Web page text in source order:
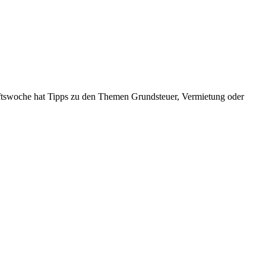
hat Tipps zu den Themen Grundsteuer, Vermietung oder